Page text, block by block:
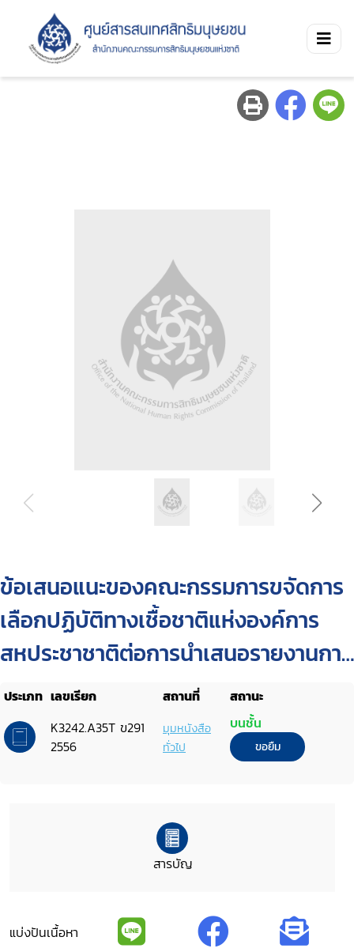
ข้อเสนอแนะของคณะกรรมการขจัดการ
เลือกปฏิบัติทางเชื้อชาติแห่งองค์การ
สหประชาชาติต่อการนำเสนอรายงานการ
ดำเนินการตามอนุสัญญาระหว่างประเทศ
ว่าด้วยการขจัดการเลือกปฏิบัติทางเชื้อ
ชาติในทุกรูปแบบของประเทศไทย ฉบับ
ประเภท เลขเรียก สถานที่
สถานะ
K3242.A35T ข291
2556
มุมหนังสือ
ทั่วไป
บนชั้น
ขอยืม
สารบัญ
แบ่งปันเนื้อหา